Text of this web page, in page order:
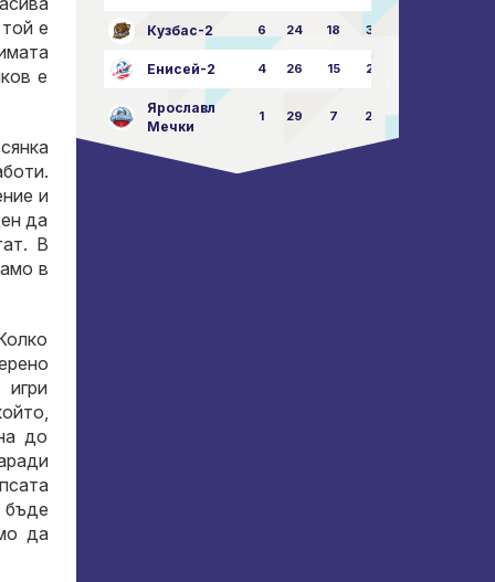
е
е
и
да
В
в
до
бъде
да
Кузбас-2 6 24 18 35:82
Енисей-2 4 26 15 25:82
Ярославл
Мечки
1 29 7 23:87